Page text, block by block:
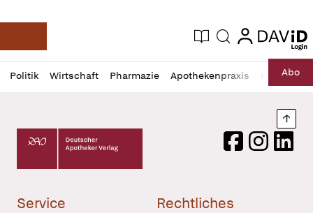
Deutsche Apotheker Zeitung
Aktuelle Ausgabe
Suche login
login
Politik Wirtschaft Pharmazie Apothekenpraxis RechtAbo
Profil
öffnen
Daz
Pur
Deutscher Apotheker Verlag Logo
FacebookInstagram
Service Rechtliches